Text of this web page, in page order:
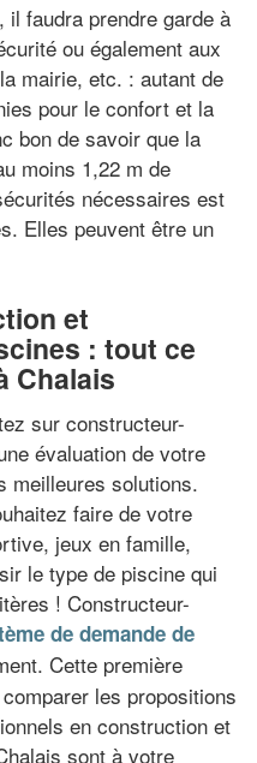
faudra prendre garde à
ou également aux
mairie, etc. : autant de
pour le confort et la
bon de savoir que la
moins 1,22 m de
nécessaires est
Elles peuvent être un
et
: tout ce
Chalais
sur constructeur-
évaluation de votre
meilleures solutions.
faire de votre
jeux en famille,
le type de piscine qui
! Constructeur-
de demande de
Cette première
les propositions
en construction et
sont à votre